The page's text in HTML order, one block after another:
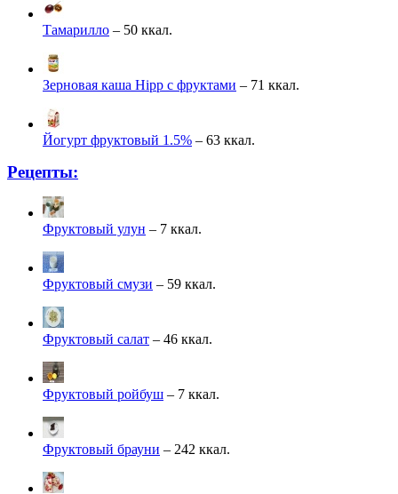
Тамарилло – 50 ккал.
Зерновая каша Hipp с фруктами – 71 ккал.
Йогурт фруктовый 1.5% – 63 ккал.
Рецепты:
Фруктовый улун – 7 ккал.
Фруктовый смузи – 59 ккал.
Фруктовый салат – 46 ккал.
Фруктовый ройбуш – 7 ккал.
Фруктовый брауни – 242 ккал.